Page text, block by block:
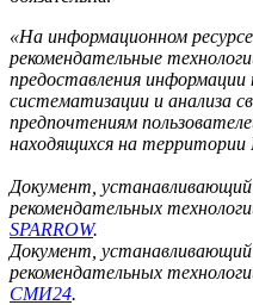
«На информационном
рекомендательные
предоставления информации
систематизации и анализа
предпочтениям
находящихся на территории
Документ, устанавливающий
рекомендательных
SPARROW.
Документ, устанавливающий
рекомендательных
СМИ24.